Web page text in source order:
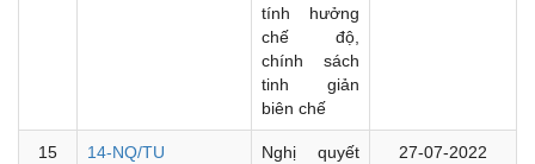
tính hưởng
chế độ,
chính sách
tinh giản
biên chế
15 14-NQ/TU
Nghị quyết
27-07-2022